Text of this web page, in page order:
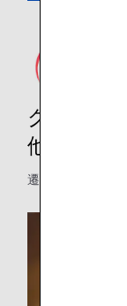
グルメツ
他
遷移先のウェブ